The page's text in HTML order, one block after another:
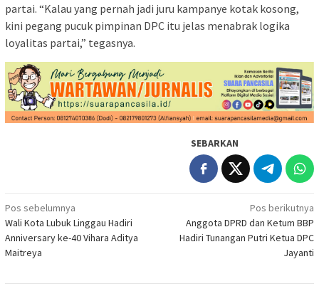
partai. “Kalau yang pernah jadi juru kampanye kotak kosong,
kini pegang pucuk pimpinan DPC itu jelas menabrak logika
loyalitas partai,” tegasnya.
SEBARKAN
Navigasi
pos
Pos sebelumnya
Wali Kota Lubuk Linggau Hadiri
Anniversary ke-40 Vihara Aditya
Maitreya
Pos berikutnya
Anggota DPRD dan Ketum BBP
Hadiri Tunangan Putri Ketua DPC
Jayanti